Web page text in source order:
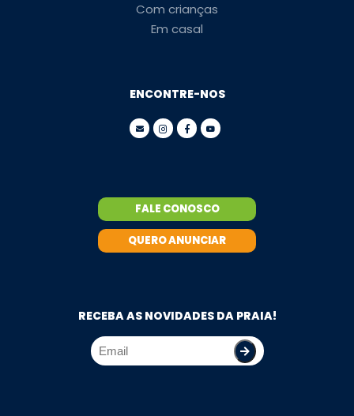
Com crianças
Em casal
ENCONTRE-NOS
FALE CONOSCO
QUERO ANUNCIAR
RECEBA AS NOVIDADES DA PRAIA!